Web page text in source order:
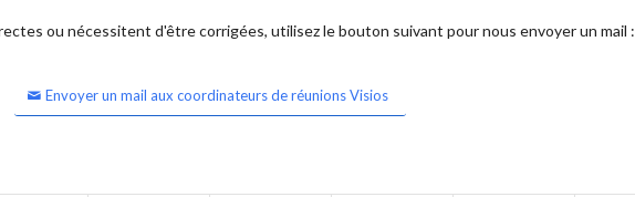
ou nécessitent d'être corrigées, utilisez le bouton suivant pour nous envoyer un mail :
Envoyer un mail aux coordinateurs de réunions Visios